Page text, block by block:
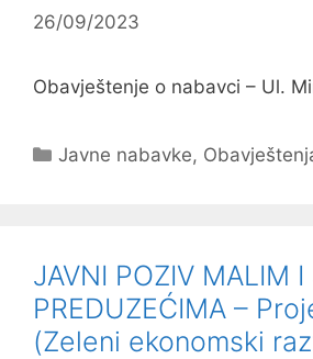
26/09/2023
Obavještenje o nabavci – Ul.
Kategorije
Javne nabavke,
JAVNI POZIV MALIM I
PREDUZEĆIMA –
(Zeleni ekonomski